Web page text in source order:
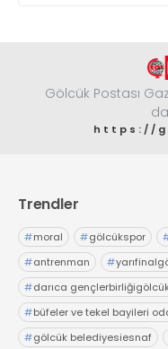
Gölcük Postası
https://
Trendler
#moral #gölcükspor
#antrenman #
#darıca
#büfeler ve tekel bayileri
#gölcük belediyesiesnaf